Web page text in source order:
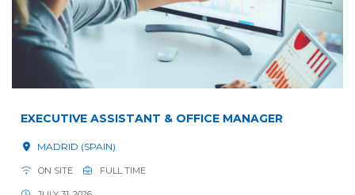
EXECUTIVE ASSISTANT & OFFICE MANAGER
MADRID (SPAIN)
ON SITE FULL TIME